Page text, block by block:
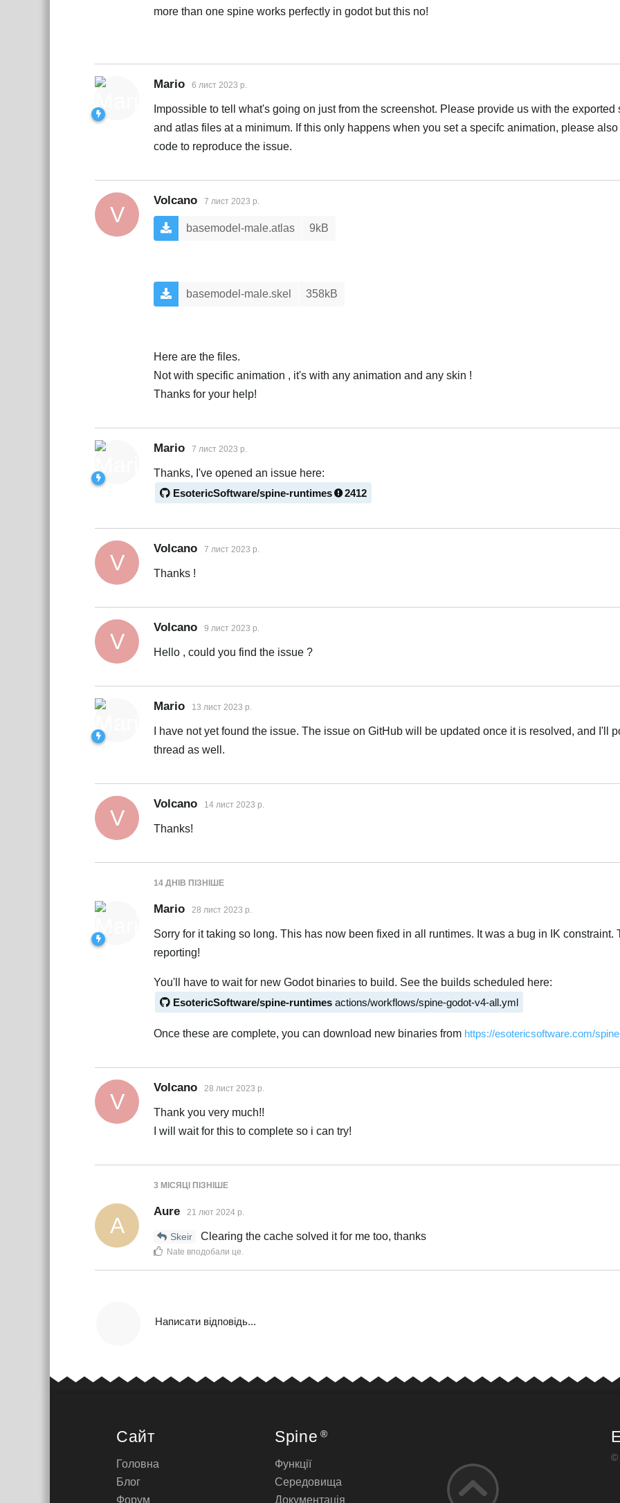
more than one spine works perfectly in godot but this no!
Mario 6 лист 2023 р.
Impossible to tell what's going on just from the screenshot. Please provide us with the exported
and atlas files at a minimum. If this only happens when you set a specifc animation, please
code to reproduce the issue.
V
Volcano 7 лист 2023 р.
basemodel-male.atlas 9kB
basemodel-male.skel 358kB
Here are the files.
Not with specific animation , it's with any animation and any skin !
Thanks for your help!
Mario 7 лист 2023 р.
Thanks, I've opened an issue here:
EsotericSoftware/spine-runtimes
2412
V
Volcano 7 лист 2023 р.
Thanks !
V
Volcano 9 лист 2023 р.
Hello , could you find the issue ?
Mario 13 лист 2023 р.
I have not yet found the issue. The issue on GitHub will be updated once it is resolved, and I'll
thread as well.
V
Volcano 14 лист 2023 р.
Thanks!
14 ДНІВ ПІЗНІШЕ
Mario 28 лист 2023 р.
Sorry for it taking so long. This has now been fixed in all runtimes. It was a bug in IK constraint.
reporting!
You'll have to wait for new Godot binaries to build. See the builds scheduled here:
EsotericSoftware/spine-runtimes actions/workflows/spine-godot-v4-all.yml
Once these are complete, you can download new binaries from https://esotericsoftware.com/
V
Volcano 28 лист 2023 р.
Thank you very much!!
I will wait for this to complete so i can try!
3 МІСЯЦІ ПІЗНІШЕ
A
Aure 21 лют 2024 р.
Skeir
Clearing the cache solved it for me too, thanks
Nate вподобали це.
Написати відповідь...
Сайт
Головна
Блог
Форум
Spine ®
Функції
Середовища
Документація
©